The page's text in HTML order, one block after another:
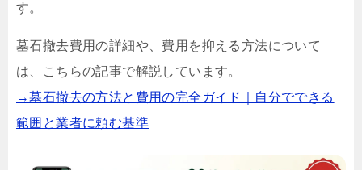
す。
墓石撤去費用の詳細や、費用を抑える方法について
は、こちらの記事で解説しています。
→墓石撤去の方法と費用の完全ガイド｜自分でできる
範囲と業者に頼む基準